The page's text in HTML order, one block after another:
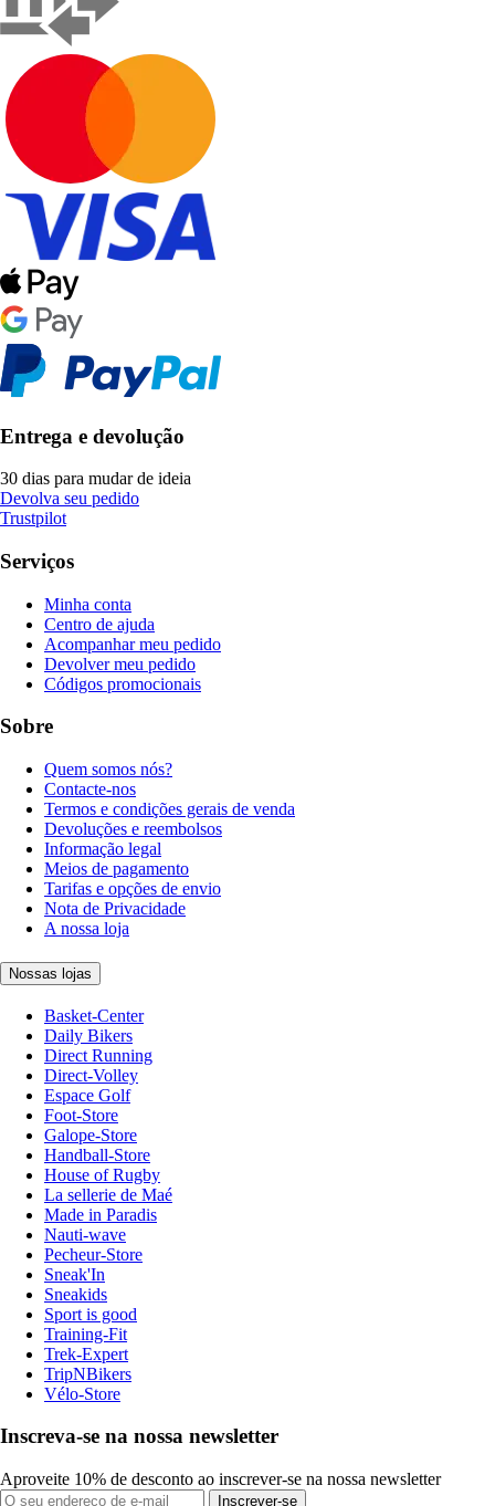
Entrega e devolução
30 dias para mudar de ideia
Devolva seu pedido
Trustpilot
Serviços
Minha conta
Centro de ajuda
Acompanhar meu pedido
Devolver meu pedido
Códigos promocionais
Sobre
Quem somos nós?
Contacte-nos
Termos e condições gerais de venda
Devoluções e reembolsos
Informação legal
Meios de pagamento
Tarifas e opções de envio
Nota de Privacidade
A nossa loja
Nossas lojas
Basket-Center
Daily Bikers
Direct Running
Direct-Volley
Espace Golf
Foot-Store
Galope-Store
Handball-Store
House of Rugby
La sellerie de Maé
Made in Paradis
Nauti-wave
Pecheur-Store
Sneak'In
Sneakids
Sport is good
Training-Fit
Trek-Expert
TripNBikers
Vélo-Store
Inscreva-se na nossa newsletter
Aproveite 10% de desconto ao inscrever-se na nossa newsletter
Inscrever-se